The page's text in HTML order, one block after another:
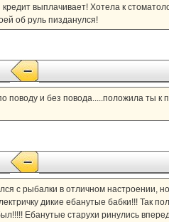
выплачивает! Хотела к
об руль пизданулся!
поводу и без повода.....положила ты
с рыбалки в отличном настроении,
дикие ебанутые бабки!!! Так
Ебанутые старухи ринулись